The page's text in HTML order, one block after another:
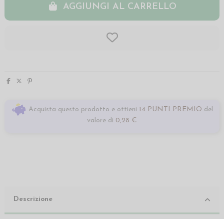
AGGIUNGI AL CARRELLO
Acquista questo prodotto e ottieni 14 PUNTI PREMIO del
valore di 0,28 €
Descrizione